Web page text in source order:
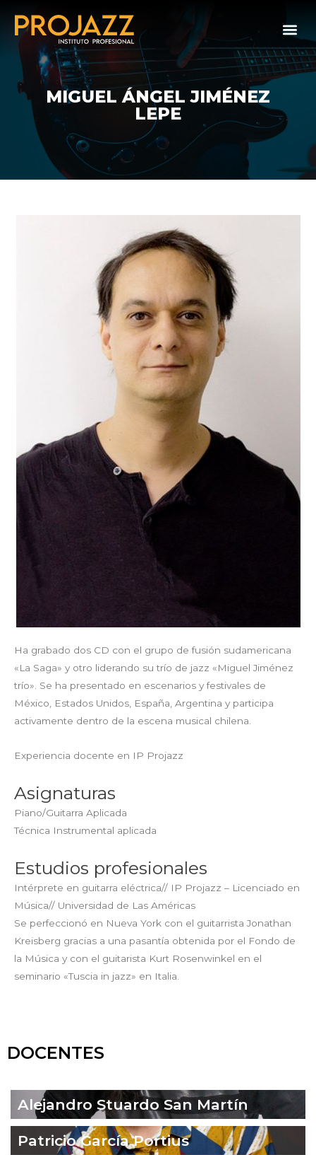
MIGUEL ÁNGEL JIMÉNEZ
LEPE
Ha grabado dos CD con el grupo de fusión sudamericana
«La Saga» y otro liderando su trío de jazz «Miguel Jiménez
trío». Se ha presentado en escenarios y festivales de
México, Estados Unidos, España, Argentina y participa
activamente dentro de la escena musical chilena.
Experiencia docente en IP Projazz
Asignaturas
Piano/Guitarra Aplicada
Técnica Instrumental aplicada
Estudios profesionales
Intérprete en guitarra eléctrica// IP Projazz – Licenciado en
Música// Universidad de Las Américas
Se perfeccionó en Nueva York con el guitarrista Jonathan
Kreisberg gracias a una pasantía obtenida por el Fondo de
la Música y con el guitarista Kurt Rosenwinkel en el
seminario «Tuscia in jazz» en Italia.
DOCENTES
Alejandro Stuardo San Martín
Patricio García Portius